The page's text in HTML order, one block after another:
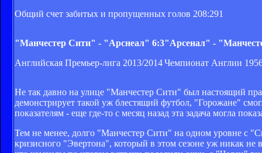
Общий счет забитых и пропущенных голов 208:291
"Манчестер Сити" - "Арснеал" 6:3
Английская Премьер-лига 2013/2014
"Арсенал" -
Чемпионат Англии
Не так давно на улице "Манчестер Сити" был настоящий
демонстрирует такой уж блестящий футбол, "Горожане"
показателям - еще где-то с месяц назад эта задача могла
Тем не менее, долго "Манчестер Сити" на одном уровне с
кризисного "Эвертона", который в этом сезоне уж никак